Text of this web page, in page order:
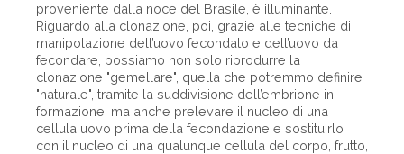
proveniente dalla noce del Brasile, è illuminante.
Riguardo alla clonazione, poi, grazie alle tecniche di
manipolazione dell’uovo fecondato e dell’uovo da
fecondare, possiamo non solo riprodurre la
clonazione "gemellare", quella che potremmo definire
"naturale", tramite la suddivisione dell’embrione in
formazione, ma anche prelevare il nucleo di una
cellula uovo prima della fecondazione e sostituirlo
con il nucleo di una qualunque cellula del corpo, frutto,